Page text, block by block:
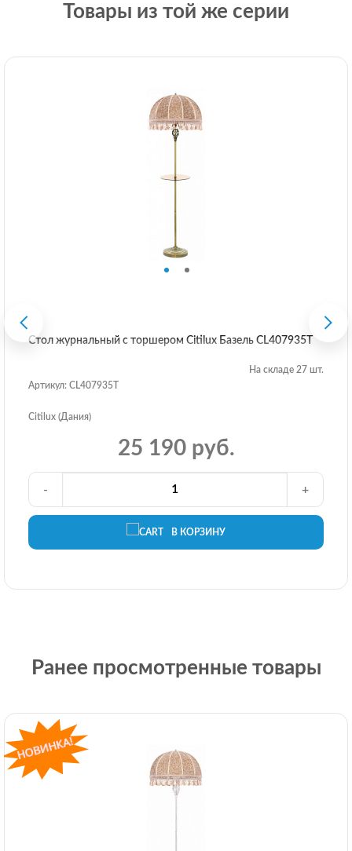
Товары из той же серии
Стол журнальный с торшером Citilux Базель CL407935T
На складе 27 шт.
Артикул: CL407935T
Citilux (Дания)
25 190 руб.
В КОРЗИНУ
- +
Ранее просмотренные товары